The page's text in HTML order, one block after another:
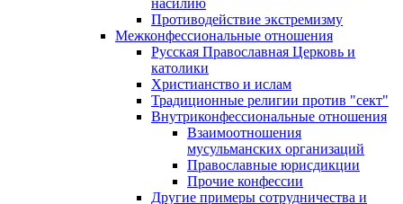
насилию
Противодействие экстремизму
Межконфессиональные отношения
Русская Православная Церковь и
католики
Христианство и ислам
Традиционные религии против "сект"
Внутриконфессиональные отношения
Взаимоотношения
мусульманских организаций
Православные юрисдикции
Прочие конфессии
Другие примеры сотрудничества и